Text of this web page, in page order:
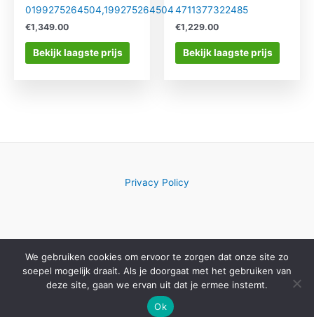
0199275264504,199275264504
€1,349.00
Bekijk laagste prijs
4711377322485
€1,229.00
Bekijk laagste prijs
Privacy Policy
Copyright © 2026 Computerwinkelkeuze.nl
We gebruiken cookies om ervoor te zorgen dat onze site zo
soepel mogelijk draait. Als je doorgaat met het gebruiken van
deze site, gaan we ervan uit dat je ermee instemt.
Ok